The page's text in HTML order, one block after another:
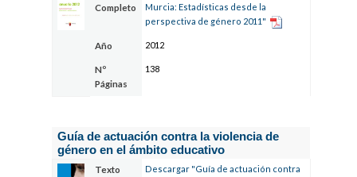
Completo
Murcia: Estadísticas desde la
perspectiva de género 2011"
Año 2012
Nº
Páginas
138
Guía de actuación contra la violencia de
género en el ámbito educativo
Texto
Descargar "Guía de actuación contra